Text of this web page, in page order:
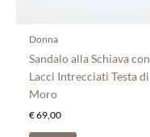
Donna
Sandalo alla Schiava con
Lacci Intrecciati Testa di
Moro
€69,00
nella
pagina